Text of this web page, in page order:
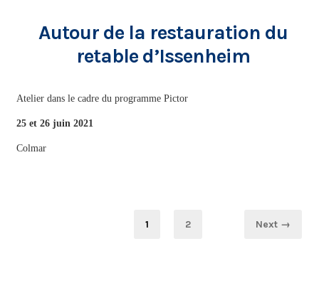
Autour de la restauration du
retable d’Issenheim
Atelier dans le cadre du programme Pictor
25 et 26 juin 2021
Colmar
Pagination
Page
1 Page
2 Next →